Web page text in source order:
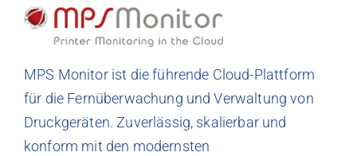
MPS Monitor ist die führende Cloud-Plattform
für die Fernüberwachung und Verwaltung von
Druckgeräten. Zuverlässig, skalierbar und
konform mit den modernsten